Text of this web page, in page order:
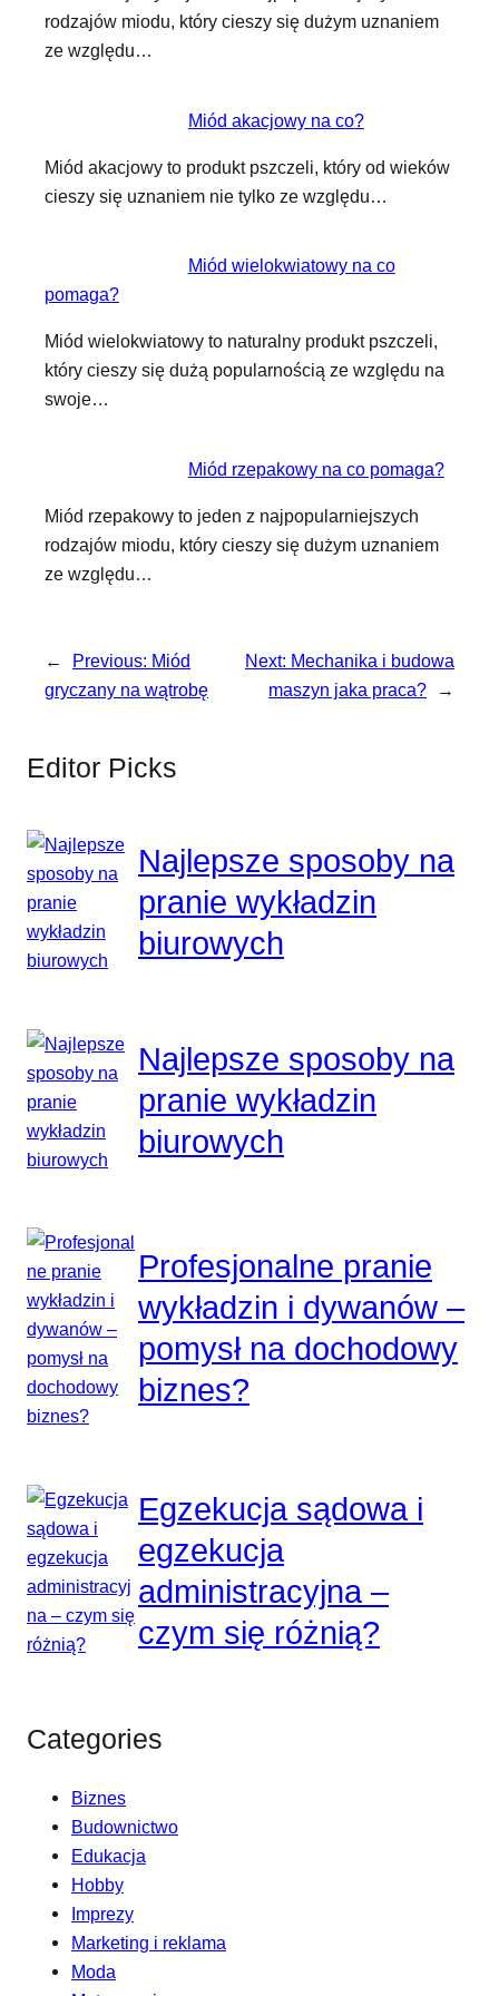
rodzajów miodu, który cieszy się dużym uznaniem
ze względu…
Miód akacjowy na co?
Miód akacjowy to produkt pszczeli, który od wieków
cieszy się uznaniem nie tylko ze względu…
Miód wielokwiatowy na co
pomaga?
Miód wielokwiatowy to naturalny produkt pszczeli,
który cieszy się dużą popularnością ze względu na
swoje…
Miód rzepakowy na co pomaga?
Miód rzepakowy to jeden z najpopularniejszych
rodzajów miodu, który cieszy się dużym uznaniem
ze względu…
← Previous: Miód
gryczany na wątrobę
Next: Mechanika i budowa
maszyn jaka praca?
→
Editor Picks
Najlepsze sposoby na
pranie wykładzin
biurowych
Najlepsze sposoby na
pranie wykładzin
biurowych
Profesjonalne pranie
wykładzin i dywanów –
pomysł na dochodowy
biznes?
Egzekucja sądowa i
egzekucja
administracyjna –
czym się różnią?
Categories
Biznes
Budownictwo
Edukacja
Hobby
Imprezy
Marketing i reklama
Moda